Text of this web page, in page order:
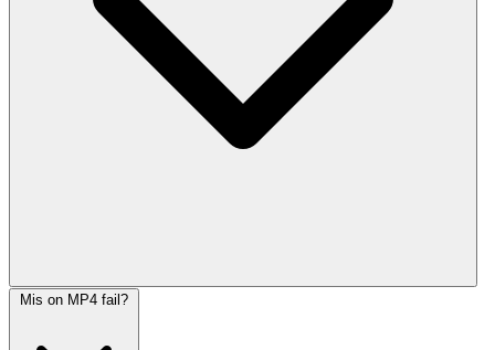
Mis on MP4 fail?